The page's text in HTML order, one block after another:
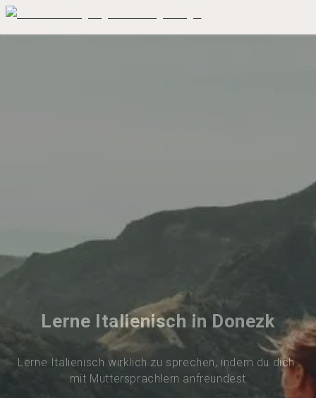
Lerne Italienisch in Donezk
Lerne Italienisch wirklich zu sprechen, indem du dich
mit Muttersprachlern anfreundest